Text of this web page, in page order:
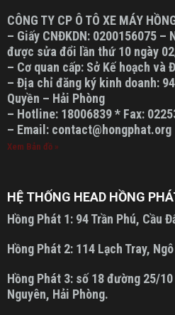
CÔNG TY CP Ô TÔ XE MÁY
– Giấy CNĐKDN: 0200156075 –
được sửa đổi lần thứ 10 ngày
– Cơ quan cấp: Sở Kế hoạch và
– Địa chỉ đăng ký kinh doanh:
Quyền – Hải Phòng
– Hotline: 18006839 * Fax:
– Email: contact@hongphat.org
Xem Bản đồ »
HỆ THỐNG HEAD HỒNG
Hồng Phát 1: 94 Trần Phú, Cầu
Hồng Phát 2: 114 Lạch Tray,
Hồng Phát 3: số 18 đường 25/
Nguyên, Hải Phòng.